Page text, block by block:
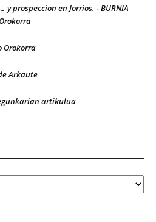
y prospeccion en Jorrios. - BURNIA
Orokorra
Arkaute
artikulua